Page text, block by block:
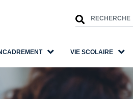
VIE SCOLAIRE